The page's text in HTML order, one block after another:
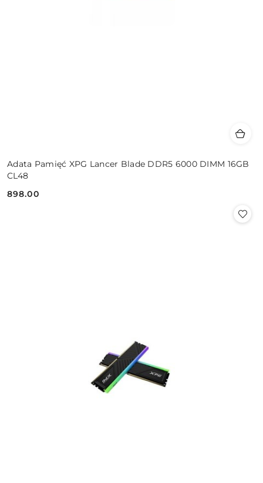
Adata Pamięć XPG Lancer Blade DDR5 6000 DIMM 16GB
CL48
Cena:
898.00